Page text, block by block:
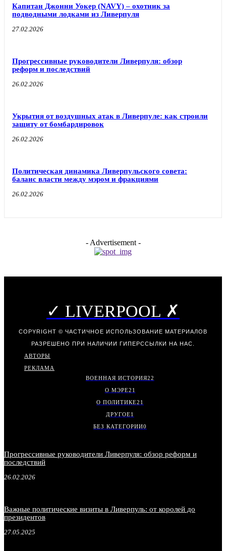
Капитан Джонни Уокер (NAVY) – охотник за
подводными лодками из Ливерпуля
27.02.2026
Прогрессивные руководители Ливерпуля: обзор
реформ и последствий
26.02.2026
Укрытия от воздушных атак в Ливерпуле: как строили
защиту от бомбардировок
26.02.2026
Политическая динамика Ливерпульского совета:
баланс власти между мэром и фракциями
26.02.2026
- Advertisement -
✓ LIVERPOOL ✗
COPYRIGHT © ЧАСТИЧНОЕ ИСПОЛЬЗОВАНИЕ МАТЕРИАЛОВ
РАЗРЕШЕНО ПРИ НАЛИЧИИ ГИПЕРССЫЛКИ НА НАС.
АВТОРЫ
РЕКЛАМА
ВОЕННАЯ ИСТОРИЯ22
О МЭРЕ21
О ПОЛИТИКЕ21
ДРУГОЕ1
БЕЗ КАТЕГОРИИ0
Прогрессивные руководители Ливерпуля: обзор реформ и
последствий
26.02.2026
Важные политические визиты в Ливерпуль: от королей до
президентов
27.05.2025